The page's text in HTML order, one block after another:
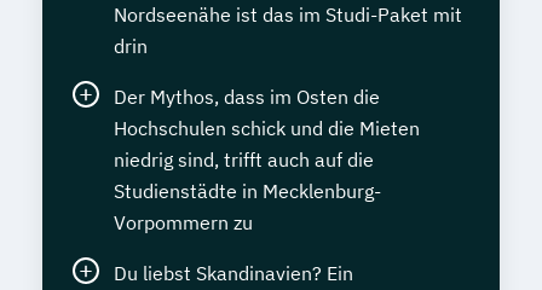
Nordseenähe ist das im Studi-Paket mit
drin
Der Mythos, dass im Osten die
Hochschulen schick und die Mieten
niedrig sind, trifft auch auf die
Studienstädte in Mecklenburg-
Vorpommern zu
Du liebst Skandinavien? Ein